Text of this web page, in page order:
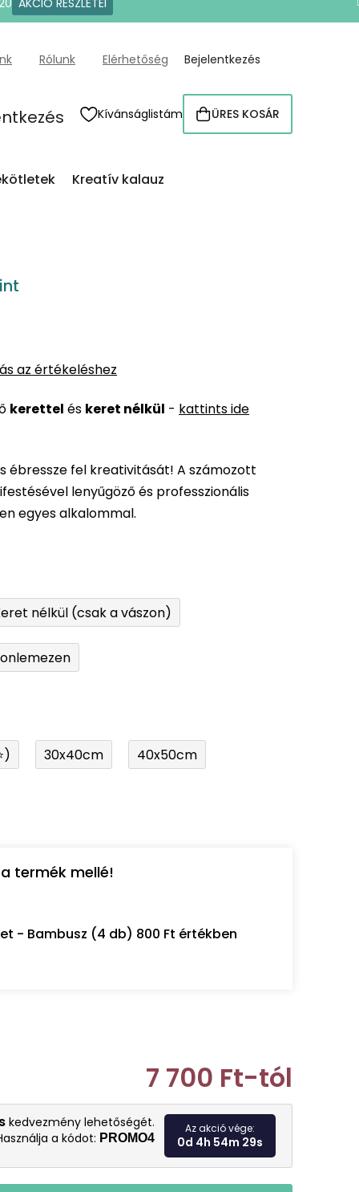
AKCIÓ RÉSZLETEI
Rólunk Elérhetőség Bejelentkezés
Kívánságlistám KOSÁR
ÜRES KOSÁR
Kreatív kalauz
az értékeléshez
kerettel és keret nélkül - kattints ide
ébressze fel kreativitását! A számozott
lenyűgöző és professzionális
egyes alkalommal.
nélkül (csak a vászon)
30x40cm 40x50cm
termék mellé!
- Bambusz (4 db) 800 Ft értékben
7 700 Ft-tól
Egységár:
kedvezmény lehetőségét.
a kódot: PROMO4
Az akció vége:
0d 4h 54m 28s